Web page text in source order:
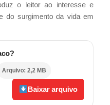
o leitor ao interesse e
do surgimento da vida em
Arquivo: 2,2 MB
Baixar arquivo